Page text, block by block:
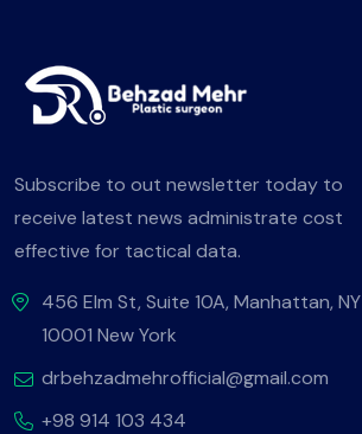
Subscribe to out newsletter today to
receive latest news administrate cost
effective for tactical data.
456 Elm St, Suite 10A, Manhattan, NY
10001 New York
drbehzadmehrofficial@gmail.com
+98 914 103 434